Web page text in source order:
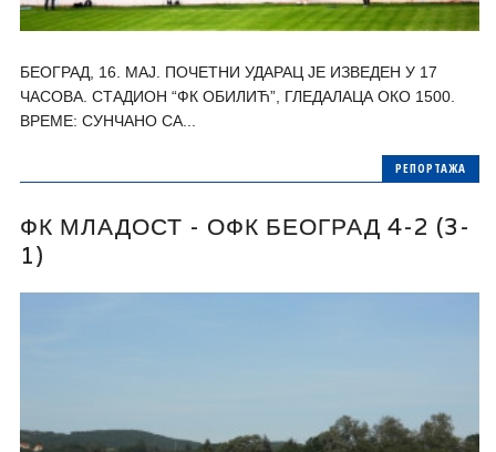
БЕОГРАД, 16. МАЈ. ПОЧЕТНИ УДАРАЦ ЈЕ ИЗВЕДЕН У 17
ЧАСОВА. СТАДИОН “ФК ОБИЛИЋ”, ГЛЕДАЛАЦА ОКО 1500.
ВРЕМЕ: СУНЧАНО СА...
РЕПОРТАЖА
ФК МЛАДОСТ - ОФК БЕОГРАД 4-2 (3-
1)